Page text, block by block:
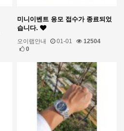
미니이벤트 응모 접수가 종료되었
습니다.
오이랩안내 01-01
12504
0